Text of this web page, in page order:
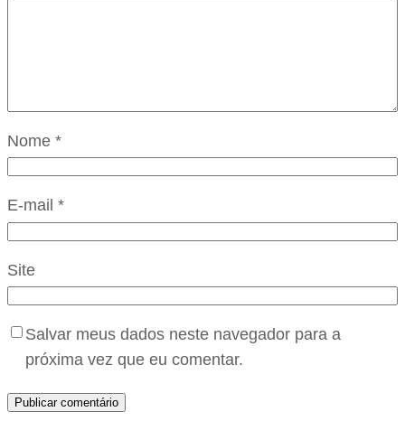
Nome *
E-mail *
Site
Salvar meus dados neste navegador para a
próxima vez que eu comentar.